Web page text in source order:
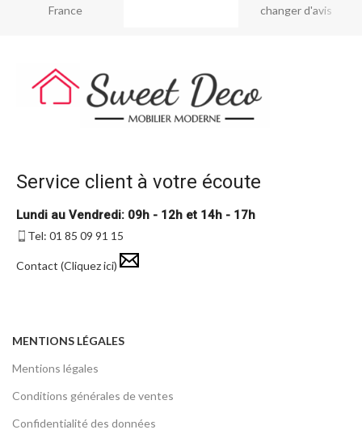
France
changer d'avis
Service client à votre écoute
Lundi au Vendredi: 09h - 12h et 14h - 17h
Tel: 01 85 09 91 15
Contact (Cliquez ici)
MENTIONS LÉGALES
Mentions légales
Conditions générales de ventes
Confidentialité des données